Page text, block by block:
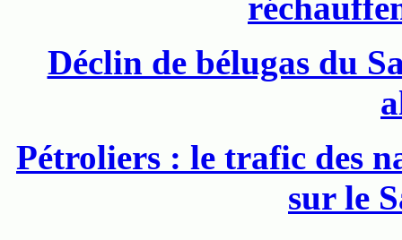
Déclin de bélugas du
Pétroliers : le trafic des
sur le